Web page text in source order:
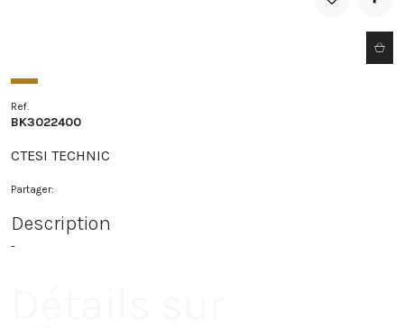
Ref.
BK3022400
CTESI TECHNIC
Partager:
Description
-